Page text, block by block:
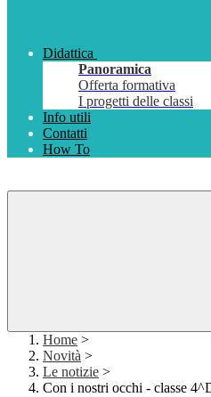
Didattica
Panoramica
Offerta formativa
I progetti delle classi
Info utili
Contatti
How To
Home >
Novità >
Le notizie >
Con i nostri occhi - classe